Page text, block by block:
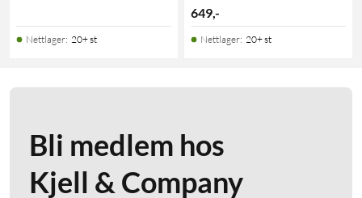
Nettlager: 20+ st
649,-
Nettlager: 20+ st
Bli medlem hos
Kjell & Company